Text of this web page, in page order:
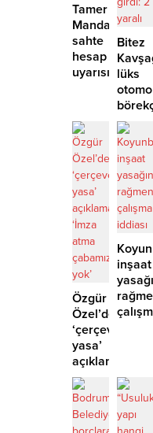
Tamer
sahte
hesap
uyarısı
Bitez
lüks
girdi:
2
yaralı
Özgür
Özel’den
‘çerçeve
yasa’
açıklaması:
‘İmza
atma
çabamız
yok’
inşaat